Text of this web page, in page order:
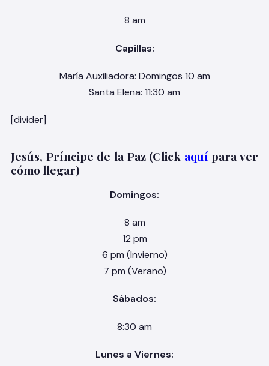
8 am
Capillas:
María Auxiliadora: Domingos 10 am
Santa Elena: 11:30 am
[divider]
Jesús, Príncipe de la Paz (Click aquí para ver
cómo llegar)
Domingos:
8 am
12 pm
6 pm (Invierno)
7 pm (Verano)
Sábados:
8:30 am
Lunes a Viernes: